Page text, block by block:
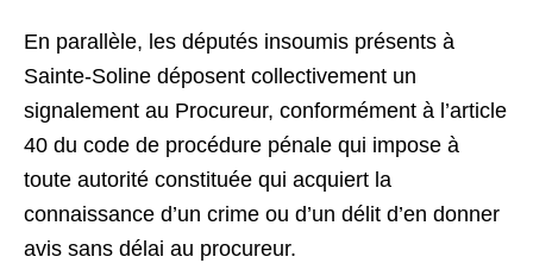
En parallèle, les députés insoumis présents à
Sainte-Soline déposent collectivement un
signalement au Procureur, conformément à l’article
40 du code de procédure pénale qui impose à
toute autorité constituée qui acquiert la
connaissance d’un crime ou d’un délit d’en donner
avis sans délai au procureur.